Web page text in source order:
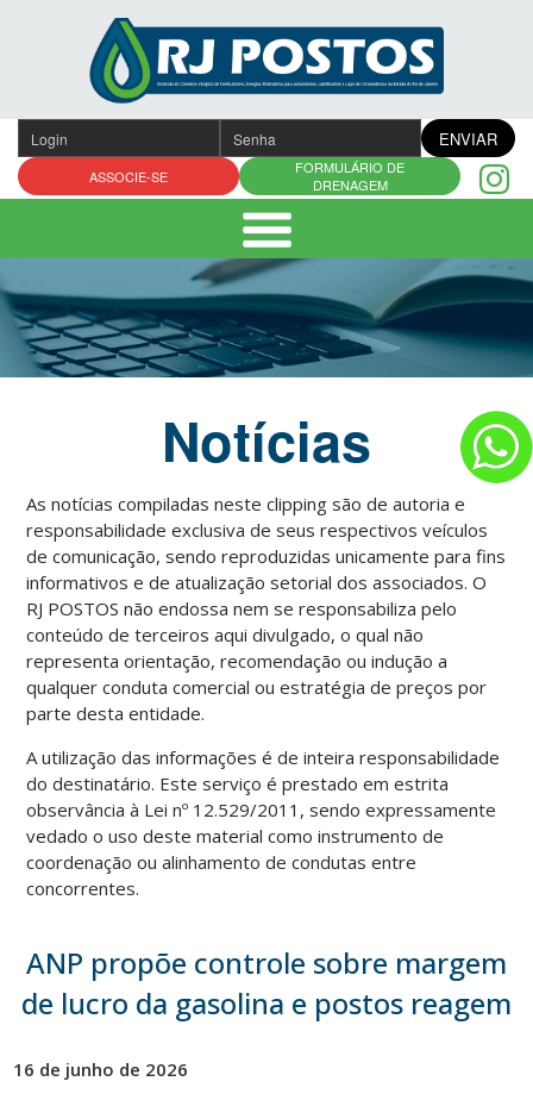
conteúdo
ENVIAR
ASSOCIE-SE
FORMULÁRIO DE
DRENAGEM
Notícias
As notícias compiladas neste clipping são de autoria e
responsabilidade exclusiva de seus respectivos veículos
de comunicação, sendo reproduzidas unicamente para fins
informativos e de atualização setorial dos associados. O
RJ POSTOS não endossa nem se responsabiliza pelo
conteúdo de terceiros aqui divulgado, o qual não
representa orientação, recomendação ou indução a
qualquer conduta comercial ou estratégia de preços por
parte desta entidade.
A utilização das informações é de inteira responsabilidade
do destinatário. Este serviço é prestado em estrita
observância à Lei nº 12.529/2011, sendo expressamente
vedado o uso deste material como instrumento de
coordenação ou alinhamento de condutas entre
concorrentes.
ANP propõe controle sobre margem
de lucro da gasolina e postos reagem
16 de junho de 2026